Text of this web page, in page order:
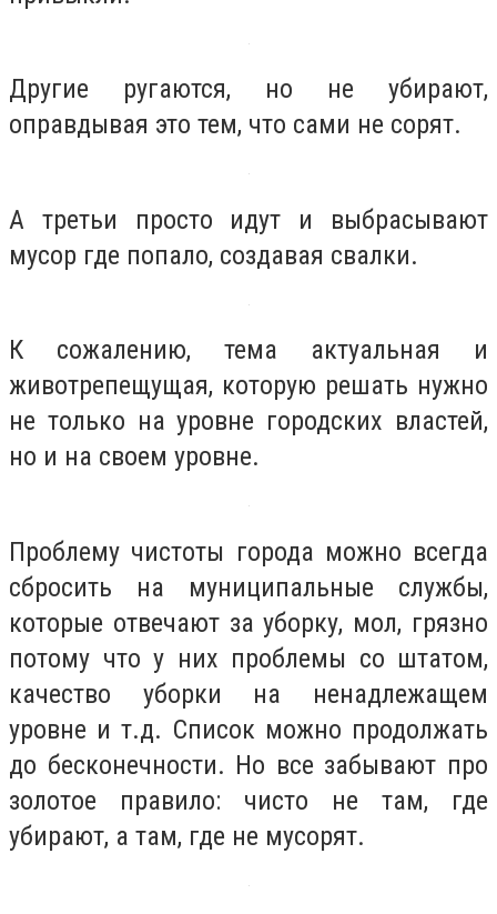
Другие ругаются, но не убирают,
оправдывая это тем, что сами не сорят.
А третьи просто идут и выбрасывают
мусор где попало, создавая свалки.
К сожалению, тема актуальная и
животрепещущая, которую решать нужно
не только на уровне городских властей,
но и на своем уровне.
Проблему чистоты города можно всегда
сбросить на муниципальные службы,
которые отвечают за уборку, мол, грязно
потому что у них проблемы со штатом,
качество уборки на ненадлежащем
уровне и т.д. Список можно продолжать
до бесконечности. Но все забывают про
золотое правило: чисто не там, где
убирают, а там, где не мусорят.